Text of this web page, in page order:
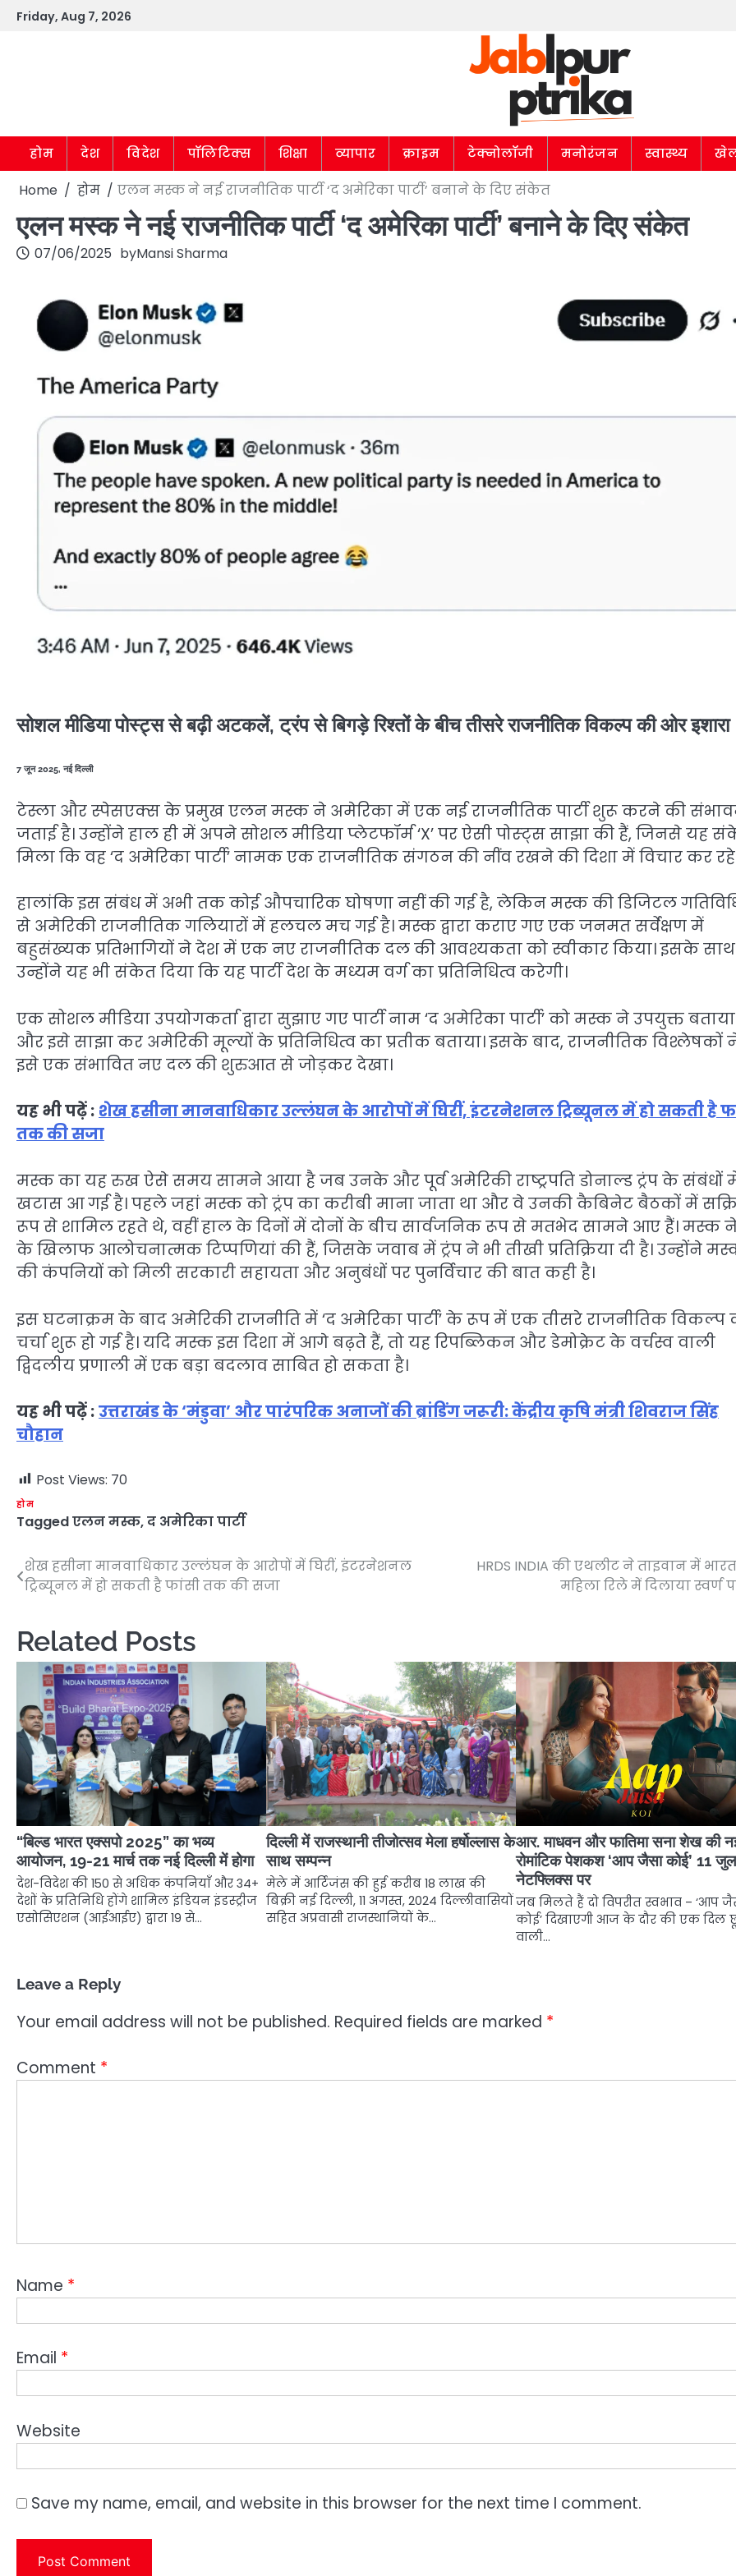
SkipFriday, Aug 7, 2026
होम देश विदेश पॉलिटिक्स शिक्षा व्यापार क्राइम टेक्नोलॉजी मनोरंजन स्वास्थ्य
Home होम एलन मस्क ने नई राजनीतिक पार्टी ‘द अमेरिका पार्टी’ बनाने के दिए संकेत
एलन मस्क ने नई राजनीतिक पार्टी ‘द अमेरिका पार्टी’ बनाने के दिए संकेत
07/06/2025 byMansi Sharma
सोशल मीडिया पोस्ट्स से बढ़ी अटकलें, ट्रंप से बिगड़े रिश्तों के बीच तीसरे राजनीतिक विकल्प की ओर इशारा
7 जून 2025, नई दिल्ली
टेस्ला और स्पेसएक्स के प्रमुख एलन मस्क ने अमेरिका में एक नई राजनीतिक पार्टी शुरू करने की
जताई है। उन्होंने हाल ही में अपने सोशल मीडिया प्लेटफॉर्म ‘X’ पर ऐसी पोस्ट्स साझा की हैं, जिनसे यह
मिला कि वह ‘द अमेरिका पार्टी’ नामक एक राजनीतिक संगठन की नींव रखने की दिशा में विचार कर रहे
हालांकि इस संबंध में अभी तक कोई औपचारिक घोषणा नहीं की गई है, लेकिन मस्क की डिजिटल
से अमेरिकी राजनीतिक गलियारों में हलचल मच गई है। मस्क द्वारा कराए गए एक जनमत सर्वेक्षण में
बहुसंख्यक प्रतिभागियों ने देश में एक नए राजनीतिक दल की आवश्यकता को स्वीकार किया। इसके साथ
उन्होंने यह भी संकेत दिया कि यह पार्टी देश के मध्यम वर्ग का प्रतिनिधित्व करेगी।
एक सोशल मीडिया उपयोगकर्ता द्वारा सुझाए गए पार्टी नाम ‘द अमेरिका पार्टी’ को मस्क ने उपयुक्त बताया
और इसे साझा कर अमेरिकी मूल्यों के प्रतिनिधित्व का प्रतीक बताया। इसके बाद, राजनीतिक विश्लेषकों
इसे एक संभावित नए दल की शुरुआत से जोड़कर देखा।
यह भी पढ़ें :शेख हसीना मानवाधिकार उल्लंघन के आरोपों में घिरीं, इंटरनेशनल ट्रिब्यूनल में हो सकती है
तक की सजा
मस्क का यह रुख ऐसे समय सामने आया है जब उनके और पूर्व अमेरिकी राष्ट्रपति डोनाल्ड ट्रंप के संबंधों
खटास आ गई है। पहले जहां मस्क को ट्रंप का करीबी माना जाता था और वे उनकी कैबिनेट बैठकों में
रूप से शामिल रहते थे, वहीं हाल के दिनों में दोनों के बीच सार्वजनिक रूप से मतभेद सामने आए हैं। मस्क ने
के खिलाफ आलोचनात्मक टिप्पणियां की हैं, जिसके जवाब में ट्रंप ने भी तीखी प्रतिक्रिया दी है। उन्होंने
की कंपनियों को मिली सरकारी सहायता और अनुबंधों पर पुनर्विचार की बात कही है।
इस घटनाक्रम के बाद अमेरिकी राजनीति में ‘द अमेरिका पार्टी’ के रूप में एक तीसरे राजनीतिक विकल्प
चर्चा शुरू हो गई है। यदि मस्क इस दिशा में आगे बढ़ते हैं, तो यह रिपब्लिकन और डेमोक्रेट के वर्चस्व वाली
द्विदलीय प्रणाली में एक बड़ा बदलाव साबित हो सकता है।
यह भी पढ़ें :उत्तराखंड के ‘मंडुवा’ और पारंपरिक अनाजों की ब्रांडिंग जरूरी: केंद्रीय कृषि मंत्री शिवराज सिंह
चौहान
Post Views: 70
होम
Taggedएलन मस्क,द अमेरिका पार्टी
Post
navigation
शेख हसीना मानवाधिकार उल्लंघन के आरोपों में घिरीं, इंटरनेशनल
ट्रिब्यूनल में हो सकती है फांसी तक की सजा
HRDS INDIA की एथलीट ने ताइवान में
महिला रिले में दिलाया स्वर्ण
Related Posts
“बिल्ड भारत एक्सपो 2025” का भव्य
आयोजन, 19-21 मार्च तक नई दिल्ली में होगा
देश-विदेश की 150 से अधिक कंपनियाँ और 34+
देशों के प्रतिनिधि होंगे शामिल इंडियन इंडस्ट्रीज
एसोसिएशन (आईआईए) द्वारा 19 से…
दिल्ली में राजस्थानी तीजोत्सव मेला हर्षोल्लास के
साथ सम्पन्न
मेले में आर्टिजंस की हुई करीब 18 लाख की
बिक्री नई दिल्ली, 11 अगस्त, 2024 दिल्लीवासियों
सहित अप्रवासी राजस्थानियों के…
आर. माधवन और फातिमा सना शेख की
रोमांटिक पेशकश ‘आप जैसा कोई’ 11
नेटफ्लिक्स पर
जब मिलते हैं दो विपरीत स्वभाव – ‘आप
कोई’ दिखाएगी आज के दौर की एक दिल
वाली…
Leave a Reply
Your email address will not be published. Required fields are marked *
Comment *
Name *
Email *
Website
Save my name, email, and website in this browser for the next time I comment.